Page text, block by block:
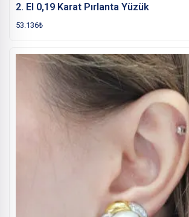
2. El 0,19 Karat Pırlanta Yüzük
53.136₺